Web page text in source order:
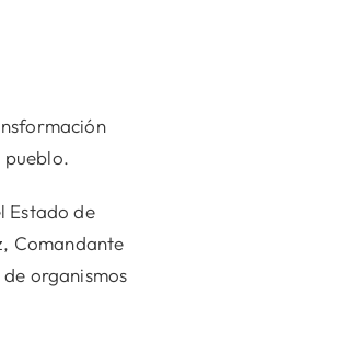
pueblo.
Estado de
Comandante
organismos